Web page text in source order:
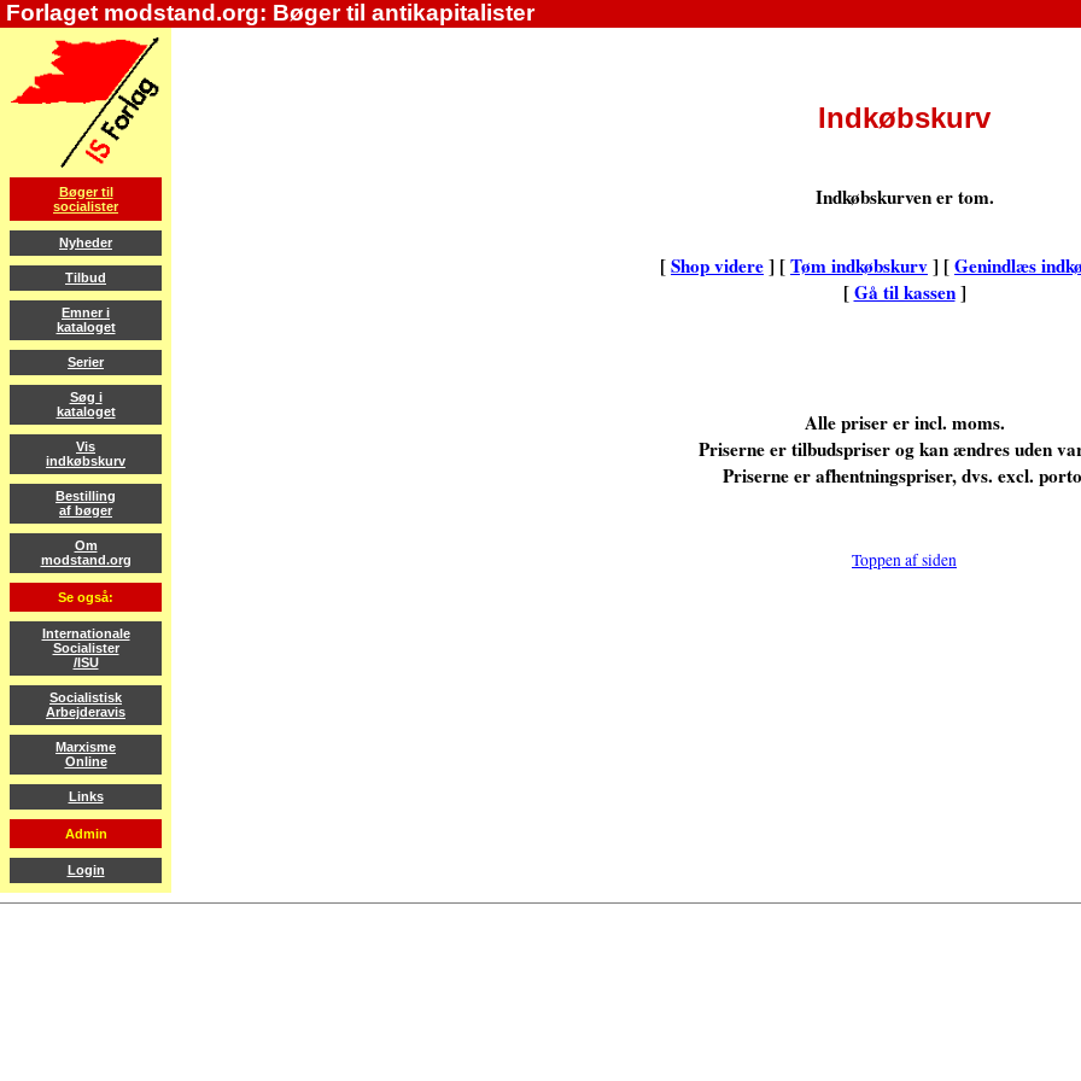
Forlaget modstand.org: Bøger til antikapitalister
Bøger til
socialister
Nyheder
Tilbud
Emner i
kataloget
Serier
Søg i
kataloget
Vis
indkøbskurv
Bestilling
af bøger
Om
modstand.org
Se også:
Internationale
Socialister
/ISU
Socialistisk
Arbejderavis
Marxisme
Online
Links
Admin
Login
Indkøbskurv
Indkøbskurven er tom.
[Shop videre] [Tøm indkøbskurv] [Genindlæs
[Gå til kassen]
Alle priser er incl. moms.
Priserne er tilbudspriser og kan ændres uden
Priserne er afhentningspriser, dvs. excl.
Toppen af siden